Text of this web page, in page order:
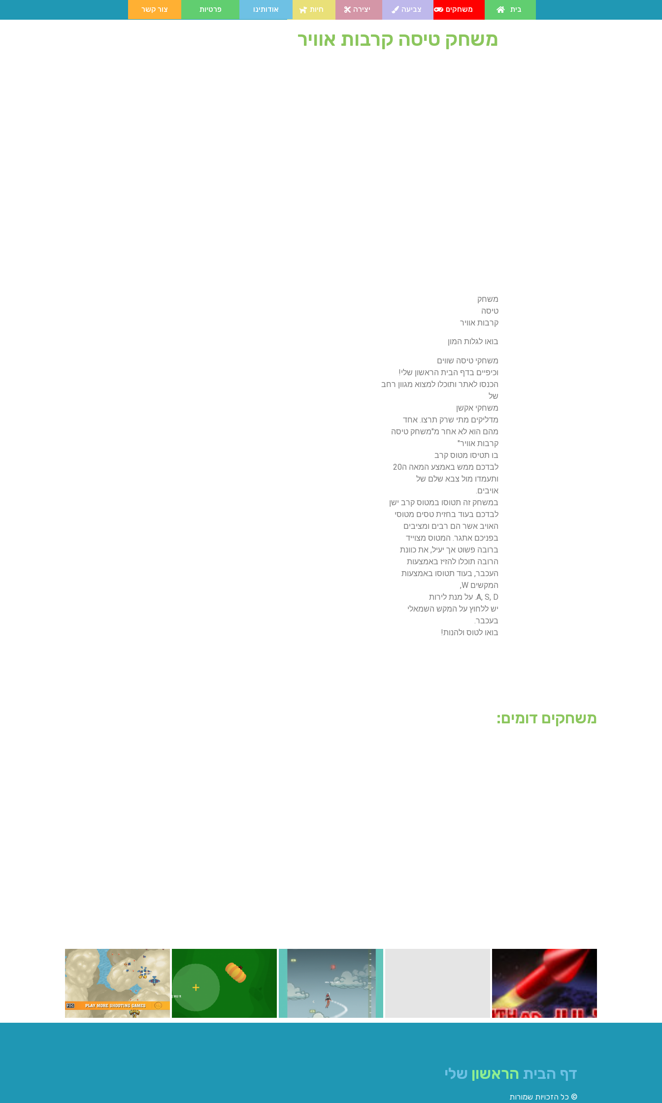
בית משחקים צביעה יצירה חיות אודותינו פרטיות צור קשר
משחק טיסה קרבות אוויר
משחק
טיסה
קרבות אוויר
בואו לגלות המון
משחקי טיסה שווים
וכיפיים בדף הבית הראשון שלי!
הכנסו לאתר ותוכלו למצוא מגוון רחב
של
משחקי אקשן
מדליקים מתי שרק תרצו. אחד
מהם הוא לא אחר מ"משחק טיסה
קרבות אוויר"
בו תטיסו מטוס קרב
לבדכם ממש באמצע המאה ה20
ותעמדו מול צבא שלם של
אויבים.
במשחק זה תטוסו במטוס קרב ישן
לבדכם בעוד בחזית טסים מטוסי
האויב אשר הם רבים ומציבים
בפניכם אתגר. המטוס מצוייד
ברובה פשוט אך יעיל, את כוונת
הרובה תוכלו להזיז באמצעות
העכבר, בעוד תטוסו באמצעות
המקשים W,
A, S, D. על מנת לירות
יש ללחוץ על המקש השמאלי
בעכבר.
בואו לטוס ולהנות!
משחקים דומים:
דף הבית הראשון שלי
© כל הזכויות שמורות